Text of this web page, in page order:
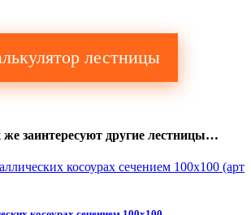
лестницы
заинтересуют другие лестницы…